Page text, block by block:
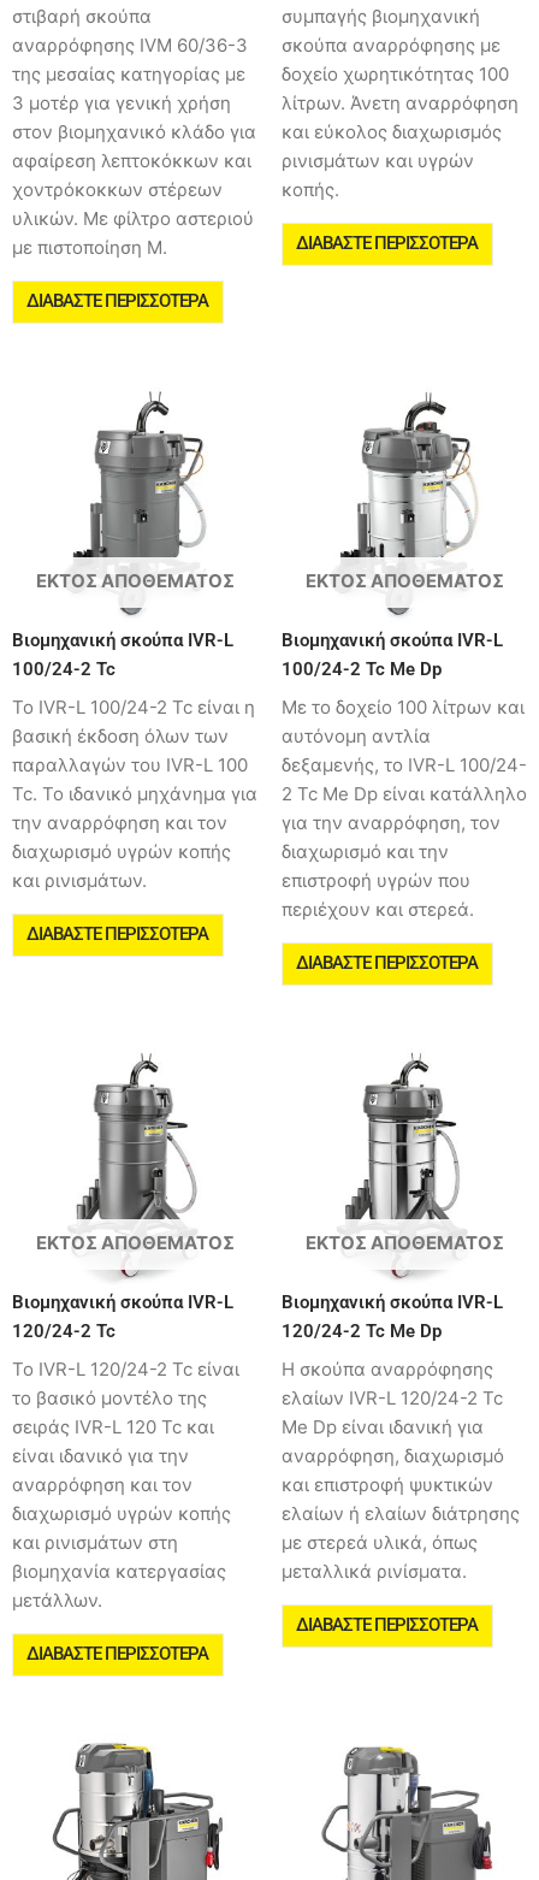
στιβαρή σκούπα
αναρρόφησης IVM 60/36-3
της μεσαίας κατηγορίας με
3 μοτέρ για γενική χρήση
στον βιομηχανικό κλάδο για
αφαίρεση λεπτοκόκκων και
χοντρόκοκκων στέρεων
υλικών. Με φίλτρο αστεριού
με πιστοποίηση Μ.
ΔΙΑΒΆΣΤΕ ΠΕΡΙΣΣΌΤΕΡΑ
συμπαγής βιομηχανική
σκούπα αναρρόφησης με
δοχείο χωρητικότητας 100
λίτρων. Άνετη αναρρόφηση
και εύκολος διαχωρισμός
ρινισμάτων και υγρών
κοπής.
ΔΙΑΒΆΣΤΕ ΠΕΡΙΣΣΌΤΕΡΑ
ΕΚΤΌΣ ΑΠΟΘΈΜΑΤΟΣ
Βιομηχανική σκούπα IVR-L
100/24-2 Tc
Το IVR-L 100/24-2 Tc είναι η
βασική έκδοση όλων των
παραλλαγών του IVR-L 100
Tc. Το ιδανικό μηχάνημα για
την αναρρόφηση και τον
διαχωρισμό υγρών κοπής
και ρινισμάτων.
ΔΙΑΒΆΣΤΕ ΠΕΡΙΣΣΌΤΕΡΑ
ΕΚΤΌΣ ΑΠΟΘΈΜΑΤΟΣ
Βιομηχανική σκούπα IVR-L
100/24-2 Tc Me Dp
Με το δοχείο 100 λίτρων και
αυτόνομη αντλία
δεξαμενής, το IVR-L 100/24-
2 Tc Me Dp είναι κατάλληλο
για την αναρρόφηση, τον
διαχωρισμό και την
επιστροφή υγρών που
περιέχουν και στερεά.
ΔΙΑΒΆΣΤΕ ΠΕΡΙΣΣΌΤΕΡΑ
ΕΚΤΌΣ ΑΠΟΘΈΜΑΤΟΣ
Βιομηχανική σκούπα IVR-L
120/24-2 Tc
Το IVR-L 120/24-2 Tc είναι
το βασικό μοντέλο της
σειράς IVR-L 120 Tc και
είναι ιδανικό για την
αναρρόφηση και τον
διαχωρισμό υγρών κοπής
και ρινισμάτων στη
βιομηχανία κατεργασίας
μετάλλων.
ΔΙΑΒΆΣΤΕ ΠΕΡΙΣΣΌΤΕΡΑ
ΕΚΤΌΣ ΑΠΟΘΈΜΑΤΟΣ
Βιομηχανική σκούπα IVR-L
120/24-2 Tc Me Dp
Η σκούπα αναρρόφησης
ελαίων IVR-L 120/24-2 Tc
Me Dp είναι ιδανική για
αναρρόφηση, διαχωρισμό
και επιστροφή ψυκτικών
ελαίων ή ελαίων διάτρησης
με στερεά υλικά, όπως
μεταλλικά ρινίσματα.
ΔΙΑΒΆΣΤΕ ΠΕΡΙΣΣΌΤΕΡΑ